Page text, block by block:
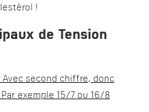
!
de Tension
Avec second chiffre, donc
exemple 15/7 ou 16/8